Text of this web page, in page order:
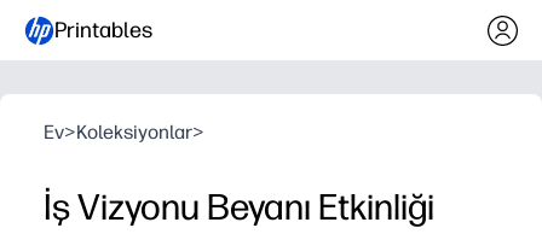
Printables
Ev>Koleksiyonlar>
İş Vizyonu Beyanı Etkinliği